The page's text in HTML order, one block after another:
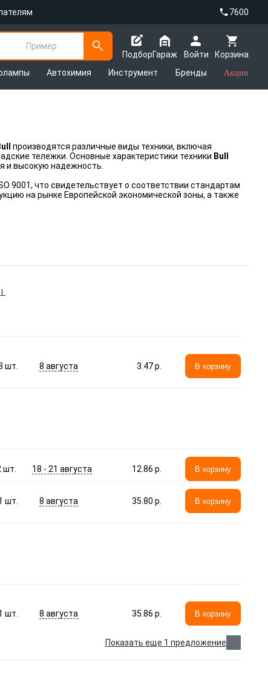
7600
Пример
Подбор
Корзина
Гараж
Войти
Автохимия Инструмент Бренды Акции
производятся различные виды техники, включая
тележки. Основные характеристики техники Bull
и высокую надежность.
9001, что свидетельствует о соответствии стандартам
на рынке Европейской экономической зоны, а также
шт. 8 августа 3.47 p. В корзину
шт. 18 - 21 августа 12.86 p. В корзину
шт. 8 августа 35.80 p. В корзину
шт. 8 августа 35.86 p. В корзину
Показать еще 1 предложение